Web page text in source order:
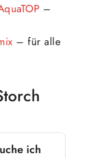
–
– für alle
ich